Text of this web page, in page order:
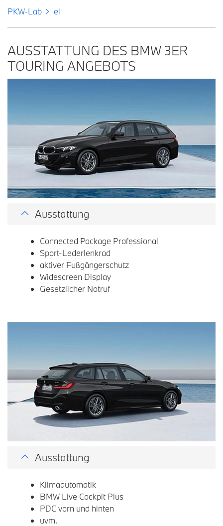
PKW-Lab
el
AUSSTATTUNG DES BMW 3ER
TOURING ANGEBOTS
Ausstattung
Connected Package Professional
Sport-Lederlenkrad
aktiver Fußgängerschutz
Widescreen Display
Gesetzlicher Notruf
Ausstattung
Klimaautomatik
BMW Live Cockpit Plus
PDC vorn und hinten
uvm.